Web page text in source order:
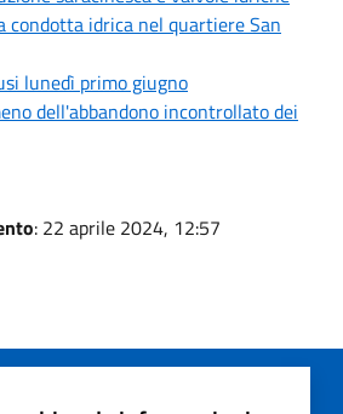
condotta idrica nel quartiere San
lunedì primo giugno
dell'abbandono incontrollato dei
: 22 aprile 2024, 12:57